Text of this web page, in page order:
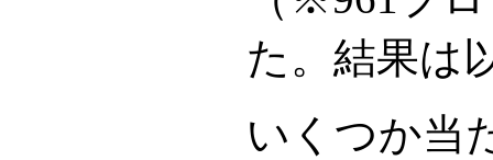
た。結果は
いくつか当